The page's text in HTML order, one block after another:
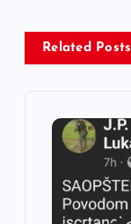
a
c
Related Posts